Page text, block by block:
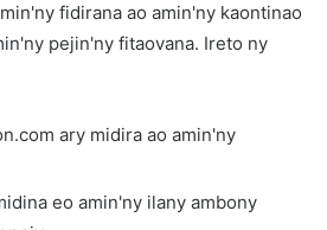
fidirana ao amin'ny kaontinao
pejin'ny fitaovana. Ireto ny
ary midira ao amin'ny
eo amin'ny ilany ambony